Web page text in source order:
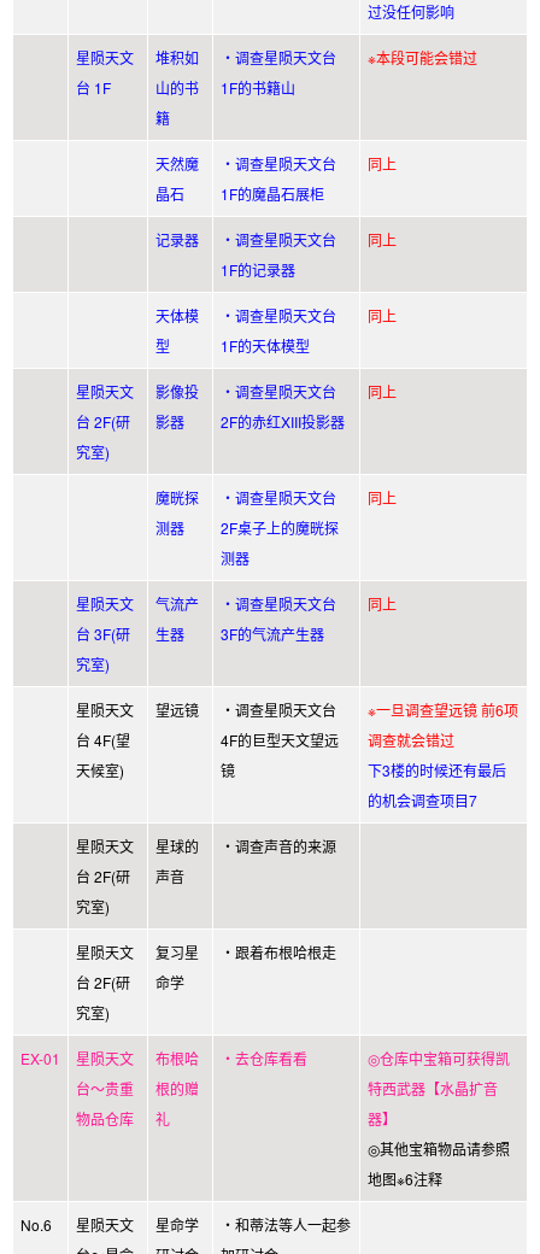
过没任何影响
星陨天文
台 1F
堆积如
山的书
籍
・调查星陨天文台
1F的书籍山
※本段可能会错过
天然魔
晶石
・调查星陨天文台
1F的魔晶石展柜
同上
记录器
・调查星陨天文台
1F的记录器
同上
天体模
型
・调查星陨天文台
1F的天体模型
同上
星陨天文
台 2F(研
究室)
影像投
影器
・调查星陨天文台
2F的赤红XIII投影器
同上
魔晄探
测器
・调查星陨天文台
2F桌子上的魔晄探
测器
同上
星陨天文
台 3F(研
究室)
气流产
生器
・调查星陨天文台
3F的气流产生器
同上
星陨天文
台 4F(望
天候室)
望远镜
・调查星陨天文台
4F的巨型天文望远
镜
※一旦调查望远镜 前6项
调查就会错过
下3楼的时候还有最后
的机会调查项目7
星陨天文
台 2F(研
究室)
星球的
声音
・调查声音的来源
星陨天文
台 2F(研
究室)
复习星
命学
・跟着布根哈根走
EX-01
星陨天文
台～贵重
物品仓库
布根哈
根的赠
礼
・去仓库看看
◎仓库中宝箱可获得凯
特西武器【水晶扩音
器】
◎其他宝箱物品请参照
地图※6注释
No.6
星陨天文
星命学
・和蒂法等人一起参